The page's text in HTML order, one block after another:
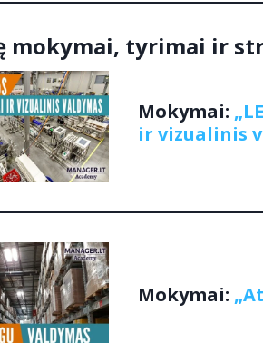
mokymai, tyrimai ir
Mokymai:
ir vizualinis
Mokymai: